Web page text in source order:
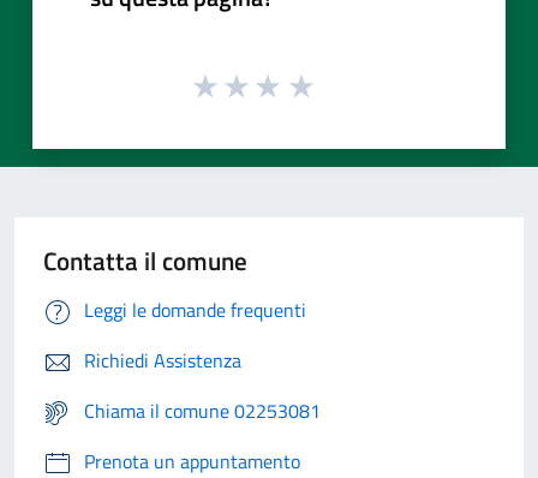
Contatta il comune
Leggi le domande frequenti
Richiedi Assistenza
Chiama il comune 02253081
Prenota un appuntamento